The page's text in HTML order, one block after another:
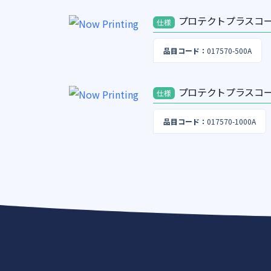
仕様 プロテクトプラスコ
品目コード： 017570-500A
仕様 プロテクトプラスコ
品目コード： 017570-1000A